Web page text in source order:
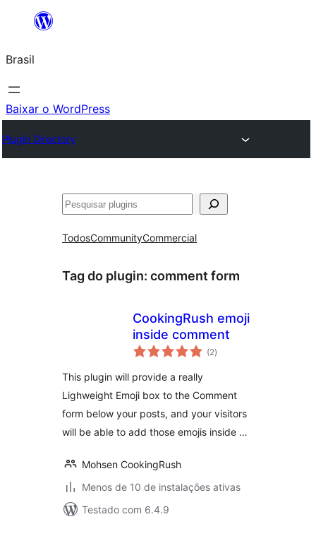
o
conteúdo
Brasil
Baixar o WordPress
Plugin Directory
Pesquisar
TodosCommunityCommercial
Tag do plugin: comment form
CookingRush emoji
inside comment
(2total
de
)
This plugin will provide a really
Lighweight Emoji box to the Comment
form below your posts, and your visitors
will be able to add those emojis inside …
Mohsen CookingRush
Menos de 10 de instalações ativas
Testado com 6.4.9